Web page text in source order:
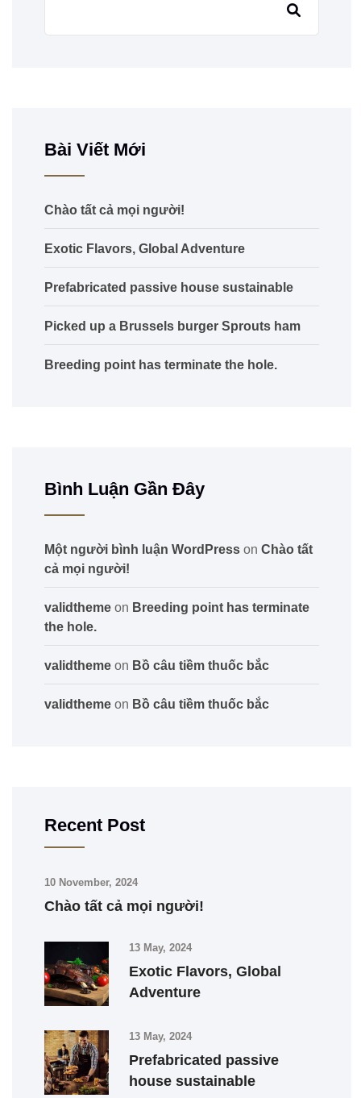
Bài Viết Mới
Chào tất cả mọi người!
Exotic Flavors, Global Adventure
Prefabricated passive house sustainable
Picked up a Brussels burger Sprouts ham
Breeding point has terminate the hole.
Bình Luận Gần Đây
Một người bình luận WordPress on Chào tất
cả mọi người!
validtheme on Breeding point has terminate
the hole.
validtheme on Bồ câu tiềm thuốc bắc
validtheme on Bồ câu tiềm thuốc bắc
Recent Post
10 November, 2024
Chào tất cả mọi người!
13 May, 2024
Exotic Flavors, Global
Adventure
13 May, 2024
Prefabricated passive
house sustainable